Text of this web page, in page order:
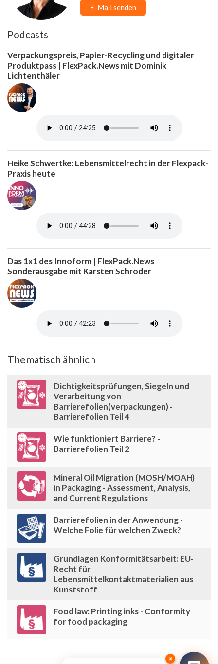
E-Mail senden
Podcasts
Verpackungspreis, Papier-Recycling und digitaler
Produktpass | FlexPack.News mit Dominik
Lichtenthäler
Heike Schwertke: Lebensmittelrecht in der Flexpack-
Praxis heute
Das 1x1 des Innoform | FlexPack.News
Sonderausgabe mit Karsten Schröder
Thematisch ähnlich
Dichtigkeitsprüfungen, Siegeln und
Verarbeitung von
Barrierefolien(verpackungen) -
Barrierefolien Teil 4
Wie funktioniert Barriere? -
Barrierefolien Teil 2
Mineral Oil Migration (MOSH/MOAH)
in Packaging - Assessment, Analysis,
and Current Regulations
Barrierefolien in der Anwendung -
Welche Folie für welchen Zweck?
Grundlagen Konformitätsarbeit: EU-
Recht für
Lebensmittelkontaktmaterialien aus
Kunststoff
Food law: Printing inks - Conformity
for food packaging
×